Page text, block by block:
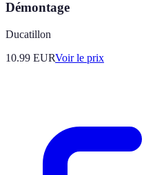
Démontage
Ducatillon
10.99 EURVoir le prix